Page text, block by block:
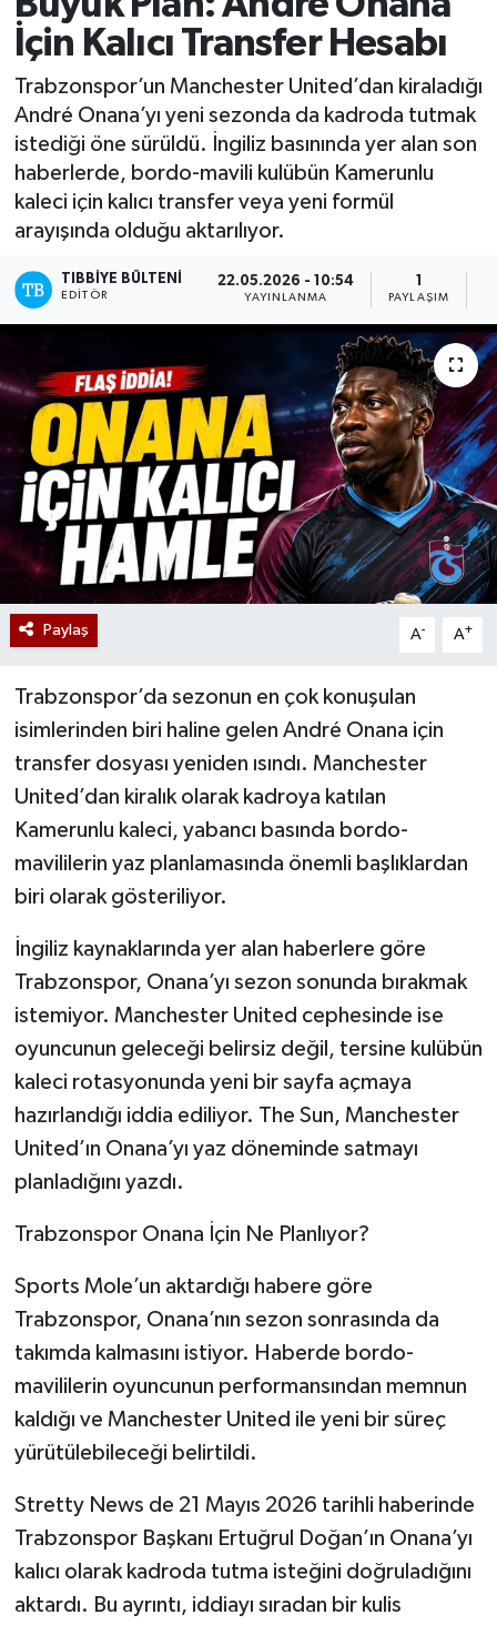
İçin Kalıcı Transfer Hesabı
Trabzonspor’un Manchester United’dan kiraladığı
André Onana’yı yeni sezonda da kadroda tutmak
istediği öne sürüldü. İngiliz basınında yer alan son
haberlerde, bordo-mavili kulübün Kamerunlu
kaleci için kalıcı transfer veya yeni formül
arayışında olduğu aktarılıyor.
TIBBIYE BÜLTENI
EDITÖR
22.05.2026 - 10:54
YAYINLANMA PAYLAŞIM
Paylaş A- A+
Trabzonspor’da sezonun en çok konuşulan
isimlerinden biri haline gelen André Onana için
transfer dosyası yeniden ısındı. Manchester
United’dan kiralık olarak kadroya katılan
Kamerunlu kaleci, yabancı basında bordo-
mavililerin yaz planlamasında önemli başlıklardan
biri olarak gösteriliyor.
İngiliz kaynaklarında yer alan haberlere göre
Trabzonspor, Onana’yı sezon sonunda bırakmak
istemiyor. Manchester United cephesinde ise
oyuncunun geleceği belirsiz değil, tersine kulübün
kaleci rotasyonunda yeni bir sayfa açmaya
hazırlandığı iddia ediliyor. The Sun, Manchester
United’ın Onana’yı yaz döneminde satmayı
planladığını yazdı.
Trabzonspor Onana İçin Ne Planlıyor?
Sports Mole’un aktardığı habere göre
Trabzonspor, Onana’nın sezon sonrasında da
takımda kalmasını istiyor. Haberde bordo-
mavililerin oyuncunun performansından memnun
kaldığı ve Manchester United ile yeni bir süreç
yürütülebileceği belirtildi.
Stretty News de 21 Mayıs 2026 tarihli haberinde
Trabzonspor Başkanı Ertuğrul Doğan’ın Onana’yı
kalıcı olarak kadroda tutma isteğini doğruladığını
aktardı. Bu ayrıntı, iddiayı sıradan bir kulis